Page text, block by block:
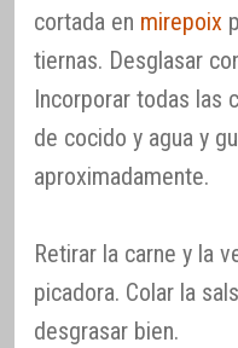
cortada en mirepoix
tiernas. Desglasar
Incorporar todas las
de cocido y agua y
aproximadamente.
Retirar la carne y la
picadora. Colar la
desgrasar bien.